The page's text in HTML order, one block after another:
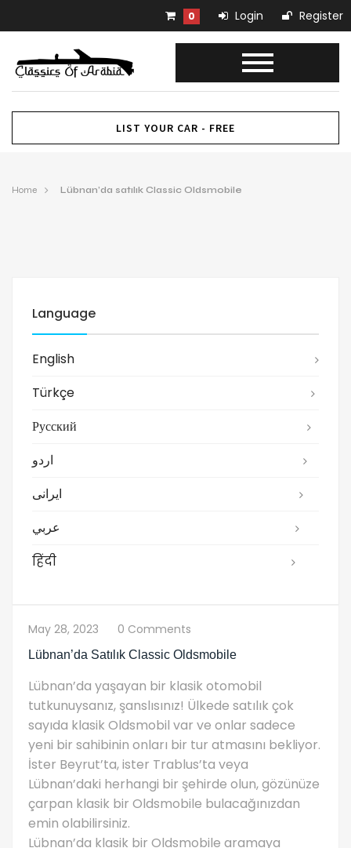
0 Login Register
LIST YOUR CAR - FREE
Home Lübnan’da satılık Classic Oldsmobile
Language
English
Türkçe
Русский
اردو
ایرانی
عربي
हिंदी
May 28, 2023 0 Comments
Lübnan’da Satılık Classic Oldsmobile
Lübnan’da yaşayan bir klasik otomobil
tutkunuysanız, şanslısınız! Ülkede satılık çok
sayıda klasik Oldsmobil var ve onlar sadece
yeni bir sahibinin onları bir tur atmasını bekliyor.
İster Beyrut’ta, ister Trablus’ta veya
Lübnan’daki herhangi bir şehirde olun, gözünüze
çarpan klasik bir Oldsmobile bulacağınızdan
emin olabilirsiniz.
Lübnan’da klasik bir Oldsmobile aramaya